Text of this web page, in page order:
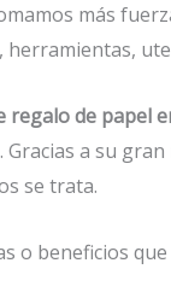
más
herramientas,
regalo de papel
Gracias a su
se trata.
o beneficios